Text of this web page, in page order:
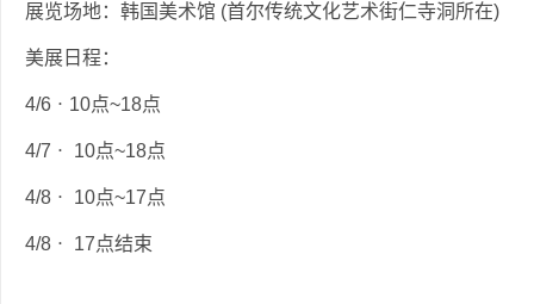
展览场地：韩国美术馆 (首尔传统文化艺术街仁寺洞所在)
美展日程：
4/6ㆍ10点~18点
4/7ㆍ 10点~18点
4/8ㆍ 10点~17点
4/8ㆍ 17点结束